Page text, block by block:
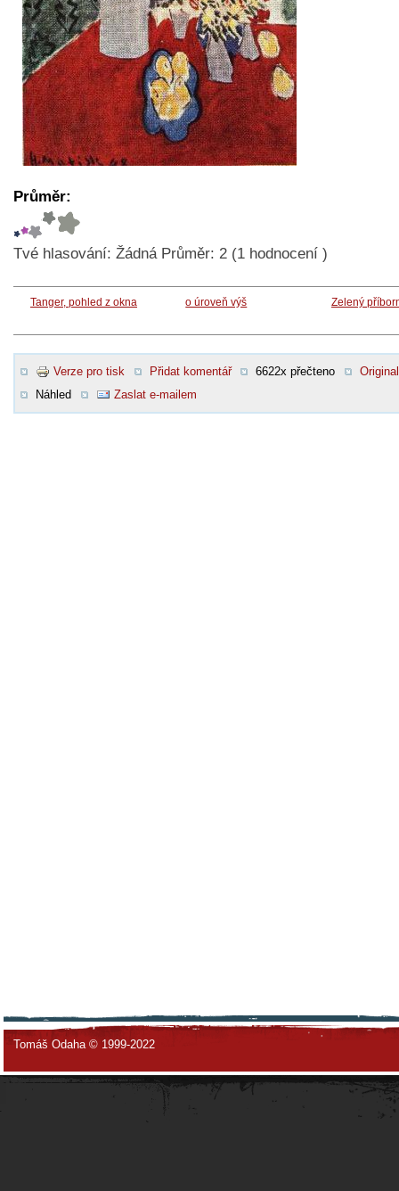
Průměr:
Tvé hlasování: Žádná Průměr: 2 (1 hodnocení )
Tanger, pohled z okna o úroveň výš Zelený
Verze pro tisk Přidat komentář 6622x přečteno
Original
Náhled
Zaslat e-mailem
Tomáš Odaha © 1999-2022